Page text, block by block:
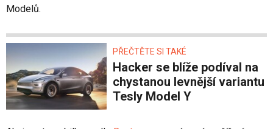
Modelů.
PŘEČTĚTE SI TAKÉ
Hacker se blíže podíval na
chystanou levnější variantu
Tesly Model Y